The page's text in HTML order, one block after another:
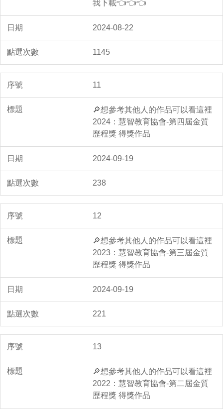
我下載👈👈👈
2024-08-22
1145
11
🔎想參考其他人的作品可以看這裡
2024：慧智教育協會-第四屆金質
歷程獎 得獎作品
2024-09-19
238
12
🔎想參考其他人的作品可以看這裡
2023：慧智教育協會-第三屆金質
歷程獎 得獎作品
2024-09-19
221
13
🔎想參考其他人的作品可以看這裡
2022：慧智教育協會-第二屆金質
歷程獎 得獎作品